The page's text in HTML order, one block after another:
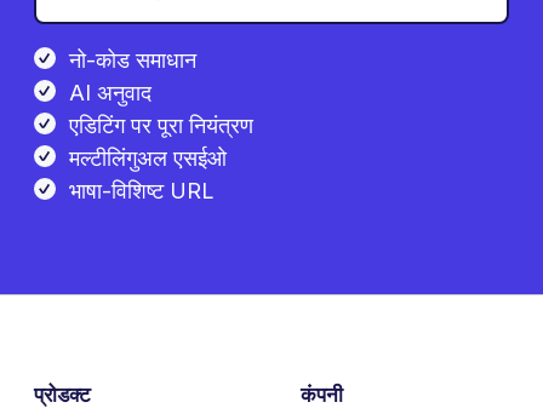
नो-कोड समाधान
AI अनुवाद
एडिटिंग पर पूरा नियंत्रण
मल्टीलिंगुअल एसईओ
भाषा-विशिष्ट URL
प्रोडक्ट कंपनी